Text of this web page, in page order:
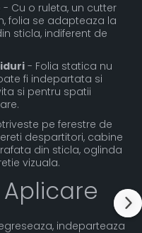
- Cu o ruleta, un cutter
folia se adapteaza la
sticla, indiferent de
- Folia statica nu
fi indepartata si
si pentru spatii
pe ferestre de
despartitori, cabine
din sticla, oglinda
vizuala.
indeparteaza